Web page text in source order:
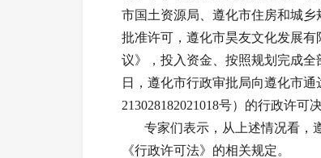
市国土资源局、遵化市住房和城
批准许可，遵化市昊友文化发展
议》，投入资金、按照规划完成全
日，遵化市行政审批局向遵化市
213028182021018号）的行政许可决
专家们表示，从上述情况看，
《行政许可法》的相关规定。